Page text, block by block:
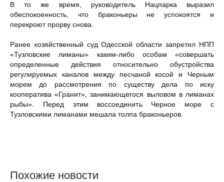
В то же время, руководитель Нацпарка выразил
обеспокоенность, что браконьеры не успокоятся и
перекроют прорву снова.
Ранее хозяйственный суд Одесской области запретил НПП
«Тузловские лиманы» каким-либо особам «совершать
определенные действия относительно обустройства
регулируемых каналов между песчаной косой и Черным
морем до рассмотрения по существу дела по иску
кооператива «Гранит», занимающегося выловом в лиманах
рыбы». Перед этим воссоединить Черное море с
Тузловскими лиманами мешала толпа браконьеров.
Похожие новости